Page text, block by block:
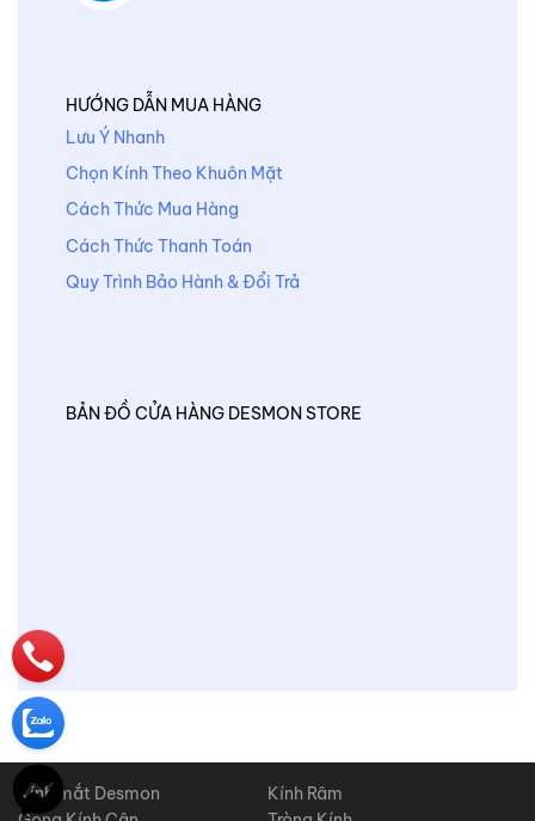
HƯỚNG DẪN MUA HÀNG
Lưu Ý Nhanh
Chọn Kính Theo Khuôn Mặt
Cách Thức Mua Hàng
Cách Thức Thanh Toán
Quy Trình Bảo Hành & Đổi Trả
BẢN ĐỒ CỬA HÀNG DESMON STORE
Kính mắt Desmon
Kính Râm